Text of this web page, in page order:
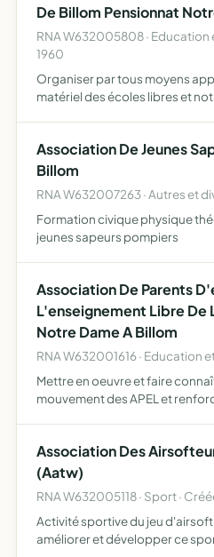
De Billom Pensionnat
RNA W632005808 · Education
1960
Organiser par tous moyens
matériel des écoles libres et
Association De Jeunes
Billom
RNA W632007263 · Autres et
Formation civique physique
jeunes sapeurs pompiers
Association De Parents
L'enseignement Libre De
Notre Dame A Billom
RNA W632001616 · Education
Mettre en oeuvre et faire
mouvement des APEL et
Dôme, adhérente à l'…
Association Des
(Aatw)
RNA W632005118 · Sport ·
Activité sportive du jeu
améliorer et développer ce